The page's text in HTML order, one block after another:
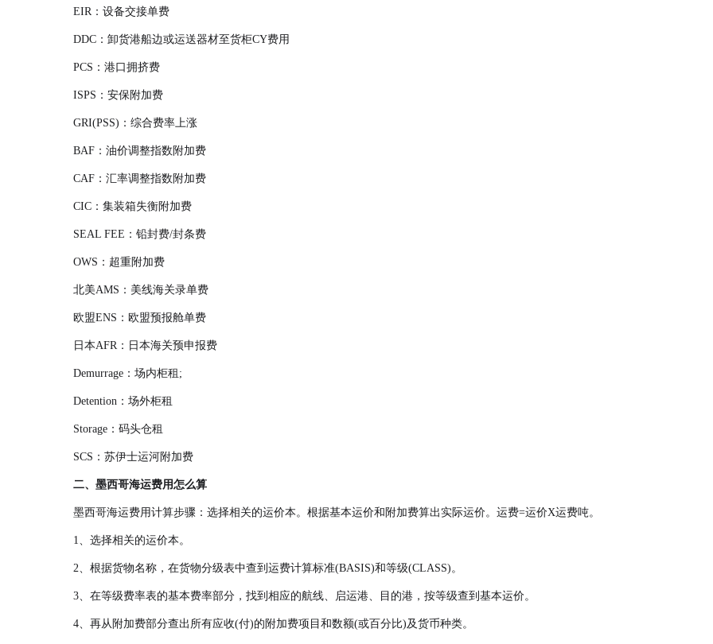
EIR：设备交接单费
DDC：卸货港船边或运送器材至货柜CY费用
PCS：港口拥挤费
ISPS：安保附加费
GRI(PSS)：综合费率上涨
BAF：油价调整指数附加费
CAF：汇率调整指数附加费
CIC：集装箱失衡附加费
SEAL FEE：铅封费/封条费
OWS：超重附加费
北美AMS：美线海关录单费
欧盟ENS：欧盟预报舱单费
日本AFR：日本海关预申报费
Demurrage：场内柜租;
Detention：场外柜租
Storage：码头仓租
SCS：苏伊士运河附加费
二、墨西哥海运费用怎么算
墨西哥海运费用计算步骤：选择相关的运价本。根据基本运价和附加费算出实际运价。运费=运价X运费吨。
1、选择相关的运价本。
2、根据货物名称，在货物分级表中查到运费计算标准(BASIS)和等级(CLASS)。
3、在等级费率表的基本费率部分，找到相应的航线、启运港、目的港，按等级查到基本运价。
4、再从附加费部分查出所有应收(付)的附加费项目和数额(或百分比)及货币种类。